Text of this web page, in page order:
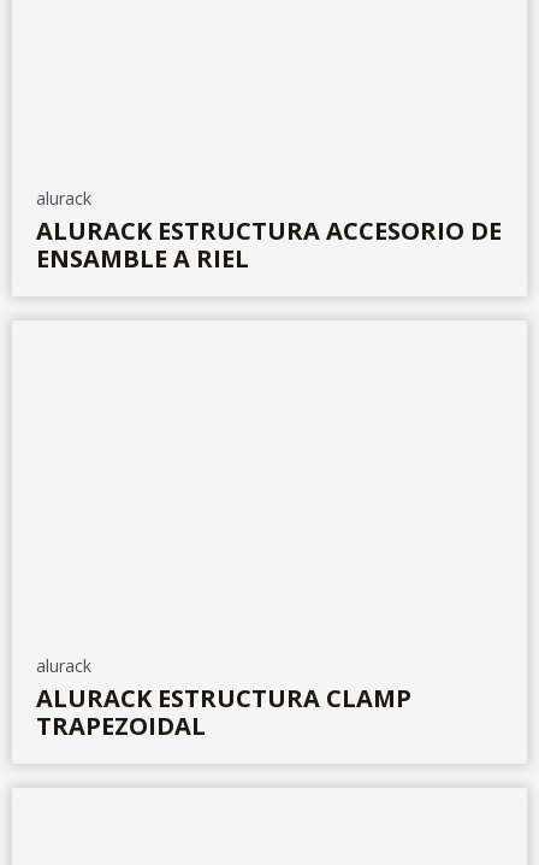
alurack
ALURACK ESTRUCTURA ACCESORIO DE
ENSAMBLE A RIEL
alurack
ALURACK ESTRUCTURA CLAMP
TRAPEZOIDAL